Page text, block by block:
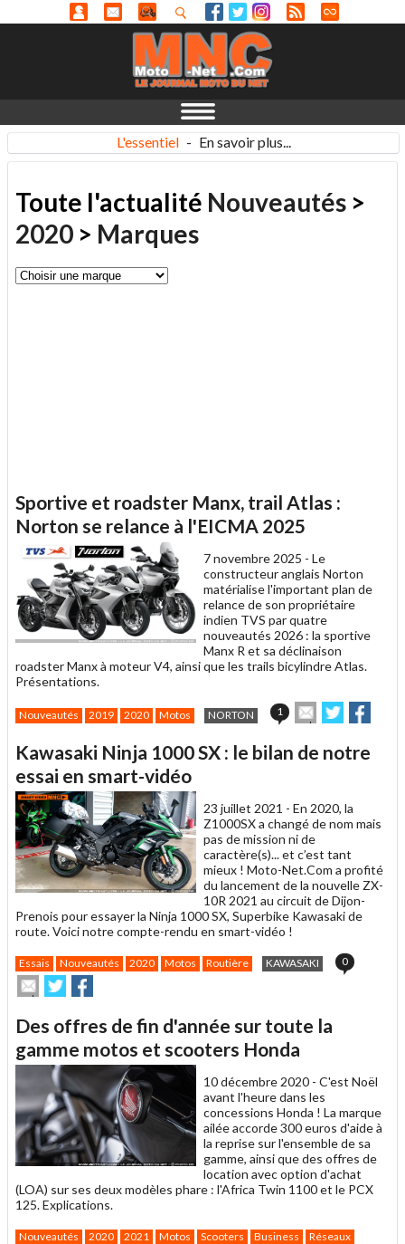
L'essentiel - En savoir plus...
Toute l'actualité Nouveautés >
2020 > Marques
Sportive et roadster Manx, trail Atlas :
Norton se relance à l'EICMA 2025
7 novembre 2025 - Le
constructeur anglais Norton
matérialise l'important plan de
relance de son propriétaire
indien TVS par quatre
nouveautés 2026 : la sportive
Manx R et sa déclinaison
roadster Manx à moteur V4, ainsi que les trails bicylindre Atlas.
Présentations.
Nouveautés 2019 2020 Motos NORTON 1
Envoyer
cet
à
Partager
sur sur
Kawasaki Ninja 1000 SX : le bilan de notre
essai en smart-vidéo
23 juillet 2021 - En 2020, la
Z1000SX a changé de nom mais
pas de mission ni de
caractère(s)... et c’est tant
mieux ! Moto-Net.Com a profité
du lancement de la nouvelle ZX-
10R 2021 au circuit de Dijon-
Prenois pour essayer la Ninja 1000 SX, Superbike Kawasaki de
route. Voici notre compte-rendu en smart-vidéo !
Essais Nouveautés 2020 Motos Routière KAWASAKI 0
Envoyer
cet
à
un
ami
Partager
sur
sur
Des offres de fin d'année sur toute la
gamme motos et scooters Honda
10 décembre 2020 - C'est Noël
avant l'heure dans les
concessions Honda ! La marque
ailée accorde 300 euros d'aide à
la reprise sur l'ensemble de sa
gamme, ainsi que des offres de
location avec option d'achat
(LOA) sur ses deux modèles phare : l'Africa Twin 1100 et le PCX
125. Explications.
Nouveautés 2020 2021 Motos Scooters Business
Réseaux